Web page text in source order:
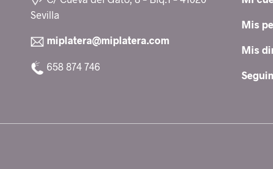
opciones
pueden
en
Sevilla
miplatera@miplatera.com
658 874 746
Mis
Mis